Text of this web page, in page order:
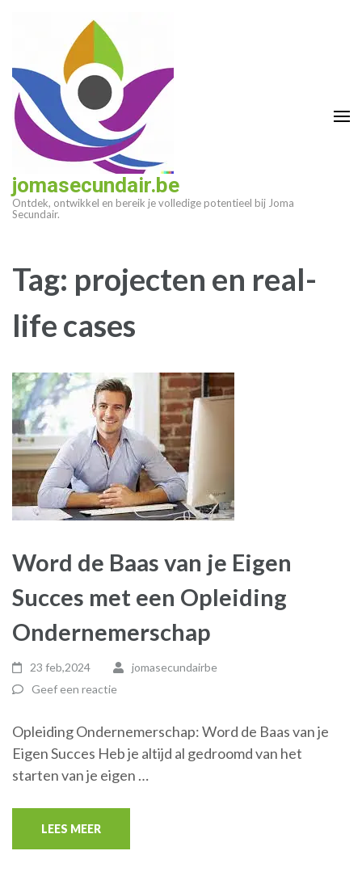
(druk
enter)
jomasecundair.be
Ontdek, ontwikkel en bereik je volledige potentieel bij Joma
Secundair.
Tag: projecten en real-
life cases
Word de Baas van je Eigen
Succes met een Opleiding
Ondernemerschap
23 feb,2024
jomasecundairbe
Geef een reactie
Opleiding Ondernemerschap: Word de Baas van je
Eigen Succes Heb je altijd al gedroomd van het
starten van je eigen …
LEES MEER